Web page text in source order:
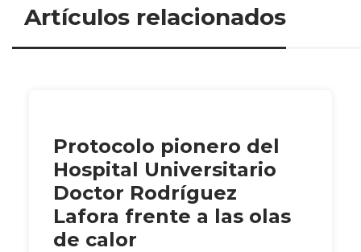
Artículos relacionados
Protocolo pionero del
Hospital Universitario
Doctor Rodríguez
Lafora frente a las olas
de calor